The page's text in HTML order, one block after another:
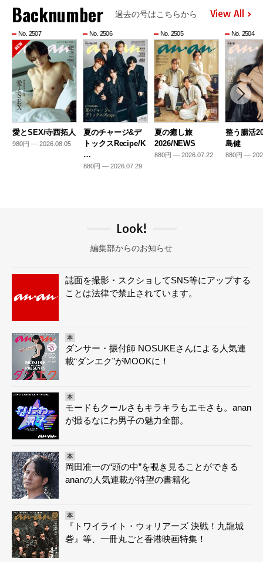
Backnumber 過去の号はこちらから View All
No. 2507
愛とSEX/寺西拓人
980円 — 2026.08.05
No. 2506
夏のチャージ&デ
トックスRecipe/K
…
880円 — 2026.07.29
No. 2505
夏の癒し旅
2026/NEWS
880円 — 2026.07.22
No. 2504
整う腸活
島健
880円 —
Look!
編集部からのお知らせ
誌面を撮影・スクショしてSNS等にアップする
ことは法律で禁止されています。
本
ダンサー・振付師 NOSUKEさんによる人気連
載“ダンエク”がMOOKに！
本
モードもクールさもキラキラもエモさも。anan
が撮るなにわ男子の魅力全部。
本
岡田准一の“頭の中”を覗き見ることができる
ananの人気連載が待望の書籍化
本
『トワイライト・ウォリアーズ 決戦！九龍城
砦』等、一冊丸ごと香港映画特集！